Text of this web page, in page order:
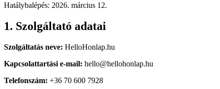
Hatálybalépés: 2026. március 12.
1. Szolgáltató adatai
Szolgáltatás neve: HelloHonlap.hu
Kapcsolattartási e-mail: hello@hellohonlap.hu
Telefonszám: +36 70 600 7928